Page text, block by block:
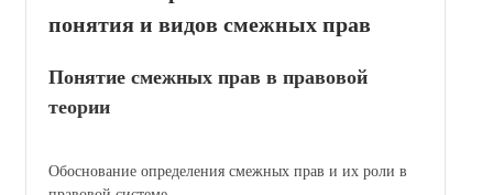
понятия и видов смежных прав
Понятие смежных прав в правовой
теории
Обоснование определения смежных прав и их роли в